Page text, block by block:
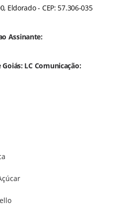
Eldorado - CEP: 57.306-035
Assinante:
LC Comunicação: